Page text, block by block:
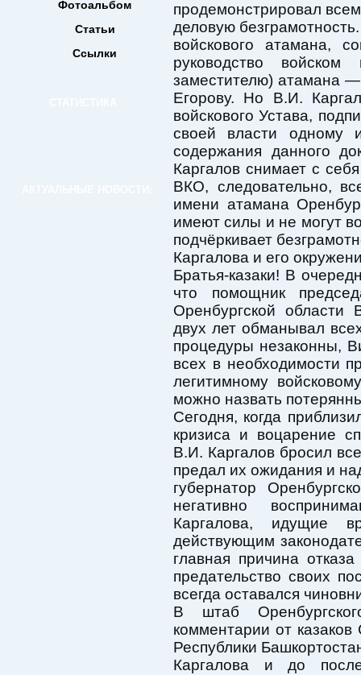
Фотоальбом
Статьи
Ссылки
продемонстрировал
деловую
войскового атамана,
руководство
заместителю) атамана
Егорову. Но В.И.
войскового Устава,
своей власти одному
содержания данного
Каргалов снимает с
ВКО, следовательно,
имени атамана
имеют силы и не могут
подчёркивает
Каргалова и его
Братья-казаки! В
что помощник
Оренбургской области
двух лет обманывал
процедуры незаконны,
всех в необходимости
легитимному
можно назвать
Сегодня, когда
кризиса и воцарение
В.И. Каргалов бросил
предал их ожидания и
губернатор
негативно
Каргалова, идущие
действующим
главная причина
предательство своих
всегда оставался
В штаб
комментарии от
Республики
Каргалова и до